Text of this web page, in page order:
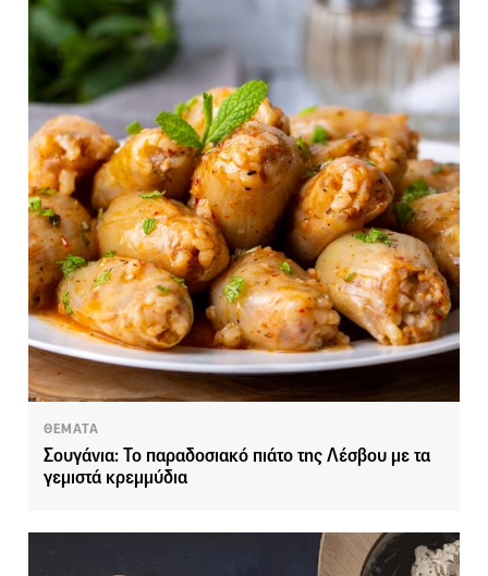
ΘΕΜΑΤΑ
Σουγάνια: Το παραδοσιακό πιάτο της Λέσβου με τα
γεμιστά κρεμμύδια